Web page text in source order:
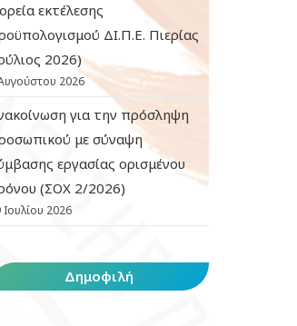
εκτέλεσης
ΔΙ.Π.Ε. Πιερίας
2026)
2026
για την πρόσληψη
με σύναψη
εργασίας ορισμένου
(ΣΟΧ 2/2026)
Ιουλίου 2026
Δημοφιλή